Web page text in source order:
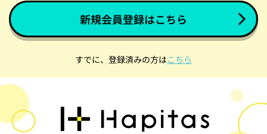
新規会員登録はこちら
すでに、登録済みの方はこちら